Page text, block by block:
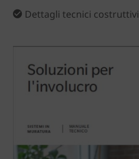
Dettagli tecnici costruttivi